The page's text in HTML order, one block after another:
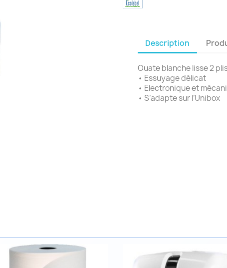
Description
Ouate blanche lisse 2
• Essuyage délicat
• Electronique et
• S’adapte sur l’Unibox